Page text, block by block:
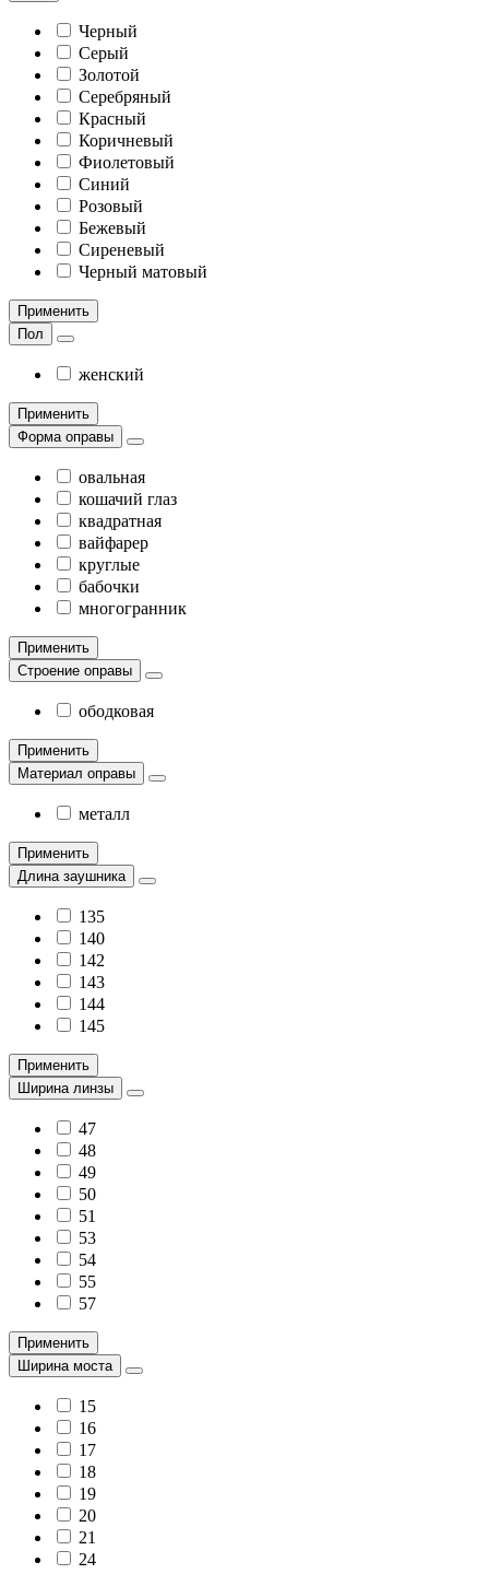
Черный
Серый
Золотой
Серебряный
Красный
Коричневый
Фиолетовый
Синий
Розовый
Бежевый
Сиреневый
Черный матовый
Применить
Пол
женский
Применить
Форма оправы
овальная
кошачий глаз
квадратная
вайфарер
круглые
бабочки
многогранник
Применить
Строение оправы
ободковая
Применить
Материал оправы
металл
Применить
Длина заушника
135
140
142
143
144
145
Применить
Ширина линзы
47
48
49
50
51
53
54
55
57
Применить
Ширина моста
15
16
17
18
19
20
21
24